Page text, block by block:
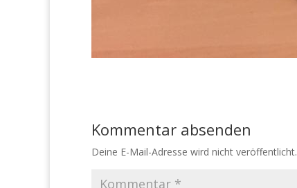
Kommentar absenden
Deine E-Mail-Adresse wird nicht veröffentlicht.